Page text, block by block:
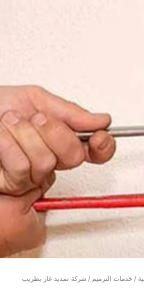
/ خدمات الترميم / شركة تمديد غاز بطريب